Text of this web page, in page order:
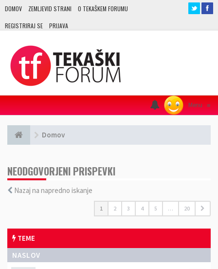
DOMOV ZEMLJEVID STRANI O TEKAŠKEM FORUMU
REGISTRIRAJ SE PRIJAVA
Menu ≡
Domov
NEODGOVORJENI PRISPEVKI
Nazaj na napredno iskanje
1 2 3 4 5 … 20
TEME
NASLOV